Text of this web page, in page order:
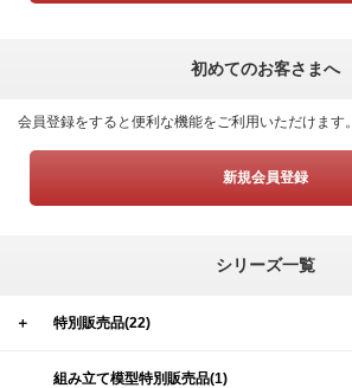
初めてのお客さまへ
会員登録をすると便利な機能をご利用いただけます。
新規会員登録
シリーズ一覧
＋ 特別販売品(22)
組み立て模型特別販売品(1)